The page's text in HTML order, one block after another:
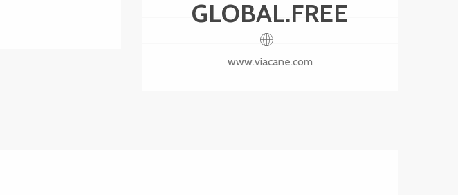
GLOBAL.FREE
www.viacane.com